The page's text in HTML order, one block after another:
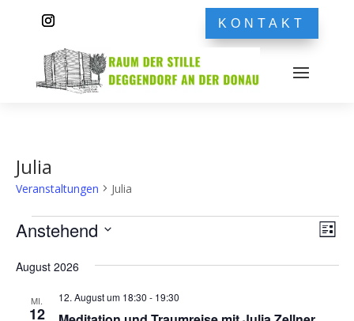
KONTAKT
Julia
Veranstaltungen Julia
Veranstaltungen Liste
Anstehend
wählen.
August 2026
MI.
12
12. August um 18:30 - 19:30